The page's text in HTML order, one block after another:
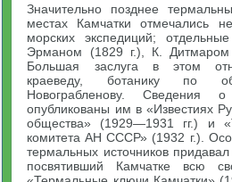
Значительно позднее
местах Камчатки отмечались
морских экспедиций;
Эрманом (1829 г.), К.
Большая заслуга в этом
краеведу, ботанику по
Новограбленову. Сведения
опубликованы им в «Известиях
общества» (1929—1931 гг.) и
комитета АН СССР» (1932 г.).
термальных источников
посвятивший Камчатке всю